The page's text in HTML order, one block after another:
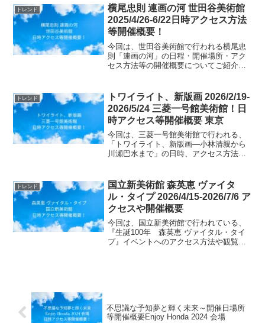
と、その祖・源頼信が拠点とした河内国
壺井の地に焦点を当てる展...
トレンド
横尾忠則 連画の河 世田谷美術館
2025/4/26-6/22日時アクセス方法
等開催概要！
今回は、世田谷美術館で行われる横尾忠
則「連画の河」の日程・開催場所・アク
セス方法等の開催概要についてご紹介し
新作油彩を中心に、驚異的な創造力の現
在を紹介します。 ...
トレンド
トワイライト、新版画 2026/2/19-
2026/5/24 三菱一号館美術館！日
時アクセス等開催概要 東京
今回は、三菱一号館美術館で行われる、
「トワイライト、新版画―小林清親から
川瀬巴水まで」の日時、アクセス方法、
りゆく東京の情緒を深い陰影と光でとら
え、開化絵とは異なる静か...
トレンド
国立新美術館 森英恵 ヴァイタ
ル・タイプ 2026/4/15-2026/7/6 ア
クセスや開催概要
今回は、国立新美術館で行われている、
『生誕100年 森英恵 ヴァイタル・タイ
プ』イベントへのアクセス方法や観覧
不思議な予知夢と輝く未来～開催日場所
等開催概要Enjoy Honda 2024 会場